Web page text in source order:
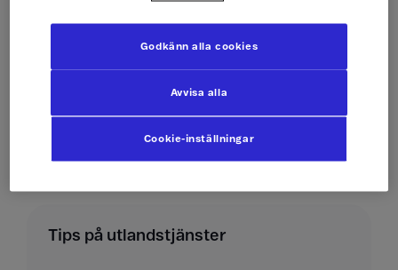
Tips på utlandstjänster
Cookie-inställningar
Avvisa alla
Godkänn alla cookies